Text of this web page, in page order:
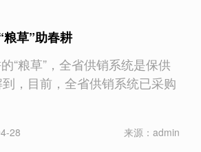
草”助春耕
“粮草”，全省供销系统是保供
，目前，全省供销系统已采购
28 来源：admin